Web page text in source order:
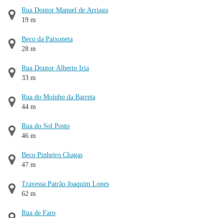
Rua Doutor Manuel de Arriaga
19 m
Beco da Paixoneta
28 m
Rua Doutor Alberto Iria
33 m
Rua do Moínho da Barreta
44 m
Rua do Sol Posto
46 m
Beco Pinheiro Chagas
47 m
Travessa Patrão Joaquim Lopes
62 m
Rua de Faro